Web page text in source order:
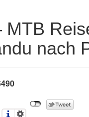
MTB
nach